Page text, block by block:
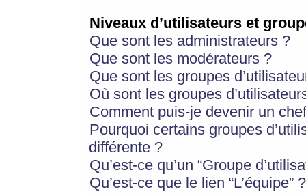
Niveaux d’utilisateurs et
Que sont les administrateurs ?
Que sont les modérateurs ?
Que sont les groupes
Où sont les groupes
Comment puis-je devenir un
Pourquoi certains groupes
différente ?
Qu’est-ce qu’un “Groupe
Qu’est-ce que le lien “L’équipe” ?